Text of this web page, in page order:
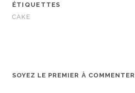
ÉTIQUETTES
CAKE
SOYEZ LE PREMIER À COMMENTER